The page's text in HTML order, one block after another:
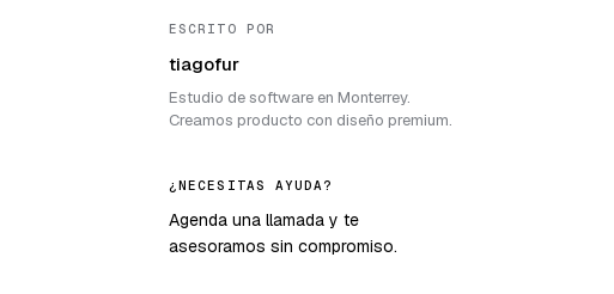
ESCRITO POR
tiagofur
Estudio de software en Monterrey.
Creamos producto con diseño premium.
¿NECESITAS AYUDA?
Agenda una llamada y te
asesoramos sin compromiso.